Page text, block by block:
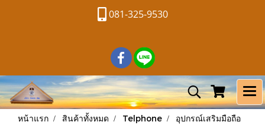
081-325-9530
หน้าแรก สินค้าทั้งหมด Telphone อุปกรณ์เสริมมือถือ